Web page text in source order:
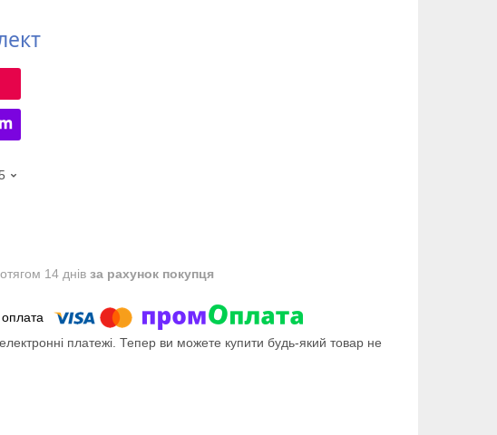
14 днів за рахунок покупця
платежі. Тепер ви можете купити будь-який товар не